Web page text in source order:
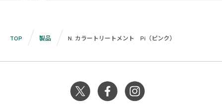
TOP 製品 N. カラートリートメント Pi（ピンク）